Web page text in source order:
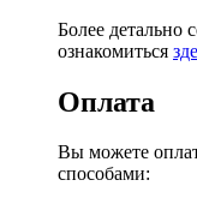
Более детально
ознакомиться
Оплата
Вы можете
способами: